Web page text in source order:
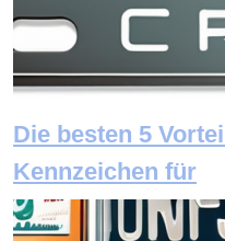
Die besten 5
Kennzeichen für